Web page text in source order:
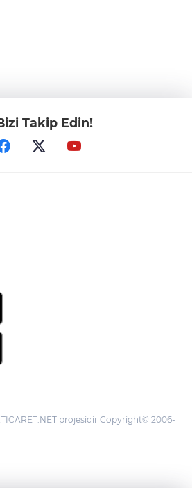
Takip Edin!
projesidir Copyright© 2006-